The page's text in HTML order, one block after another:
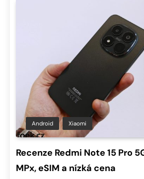
Android Xiaomi
Recenze Redmi Note 15 Pro
MPx, eSIM a nízká cena